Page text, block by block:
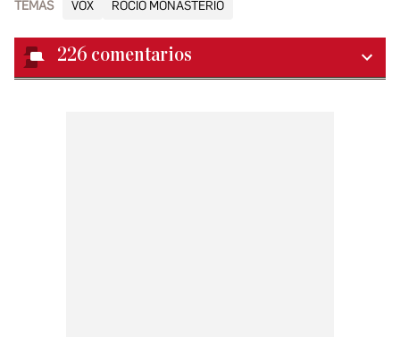
TEMAS VOX ROCÍO MONASTERIO
226 comentarios